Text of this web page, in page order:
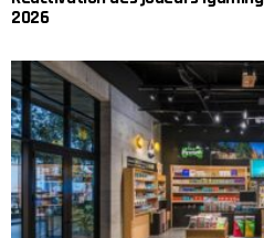
2026